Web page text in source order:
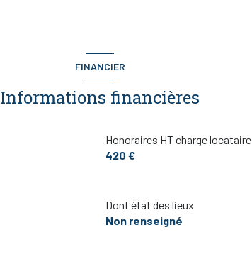
FINANCIER
Informations financières
Honoraires HT charge locataire
420 €
Dont état des lieux
Non renseigné